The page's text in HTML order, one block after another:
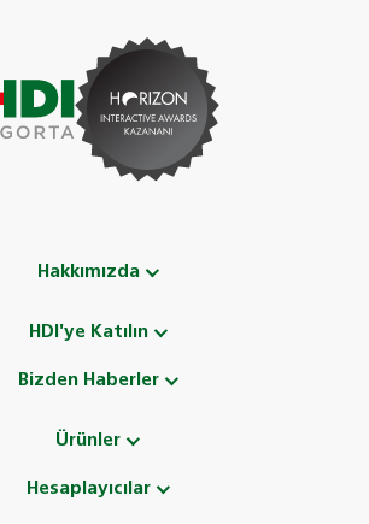
Hakkımızda
HDI'ye Katılın
Bizden Haberler
Ürünler
Hesaplayıcılar